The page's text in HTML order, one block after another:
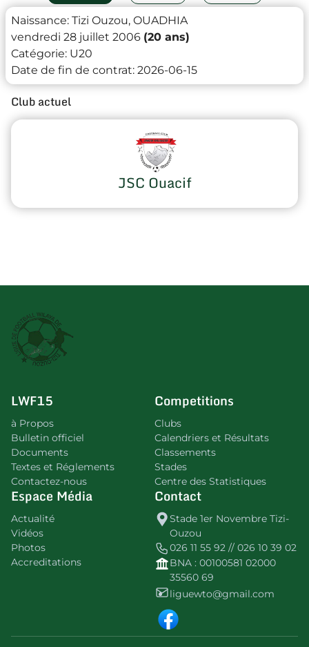
Naissance: Tizi Ouzou, OUADHIA
vendredi 28 juillet 2006 (20 ans)
Catégorie: U20
Date de fin de contrat: 2026-06-15
Club actuel
JSC Ouacif
LWF15
à Propos
Bulletin officiel
Documents
Textes et Réglements
Contactez-nous
Competitions
Clubs
Calendriers et Résultats
Classements
Stades
Centre des Statistiques
Espace Média
Actualité
Vidéos
Photos
Accreditations
Contact
Stade 1er Novembre Tizi-
Ouzou
026 11 55 92 // 026 10 39 02
BNA : 00100581 02000
35560 69
liguewto@gmail.com